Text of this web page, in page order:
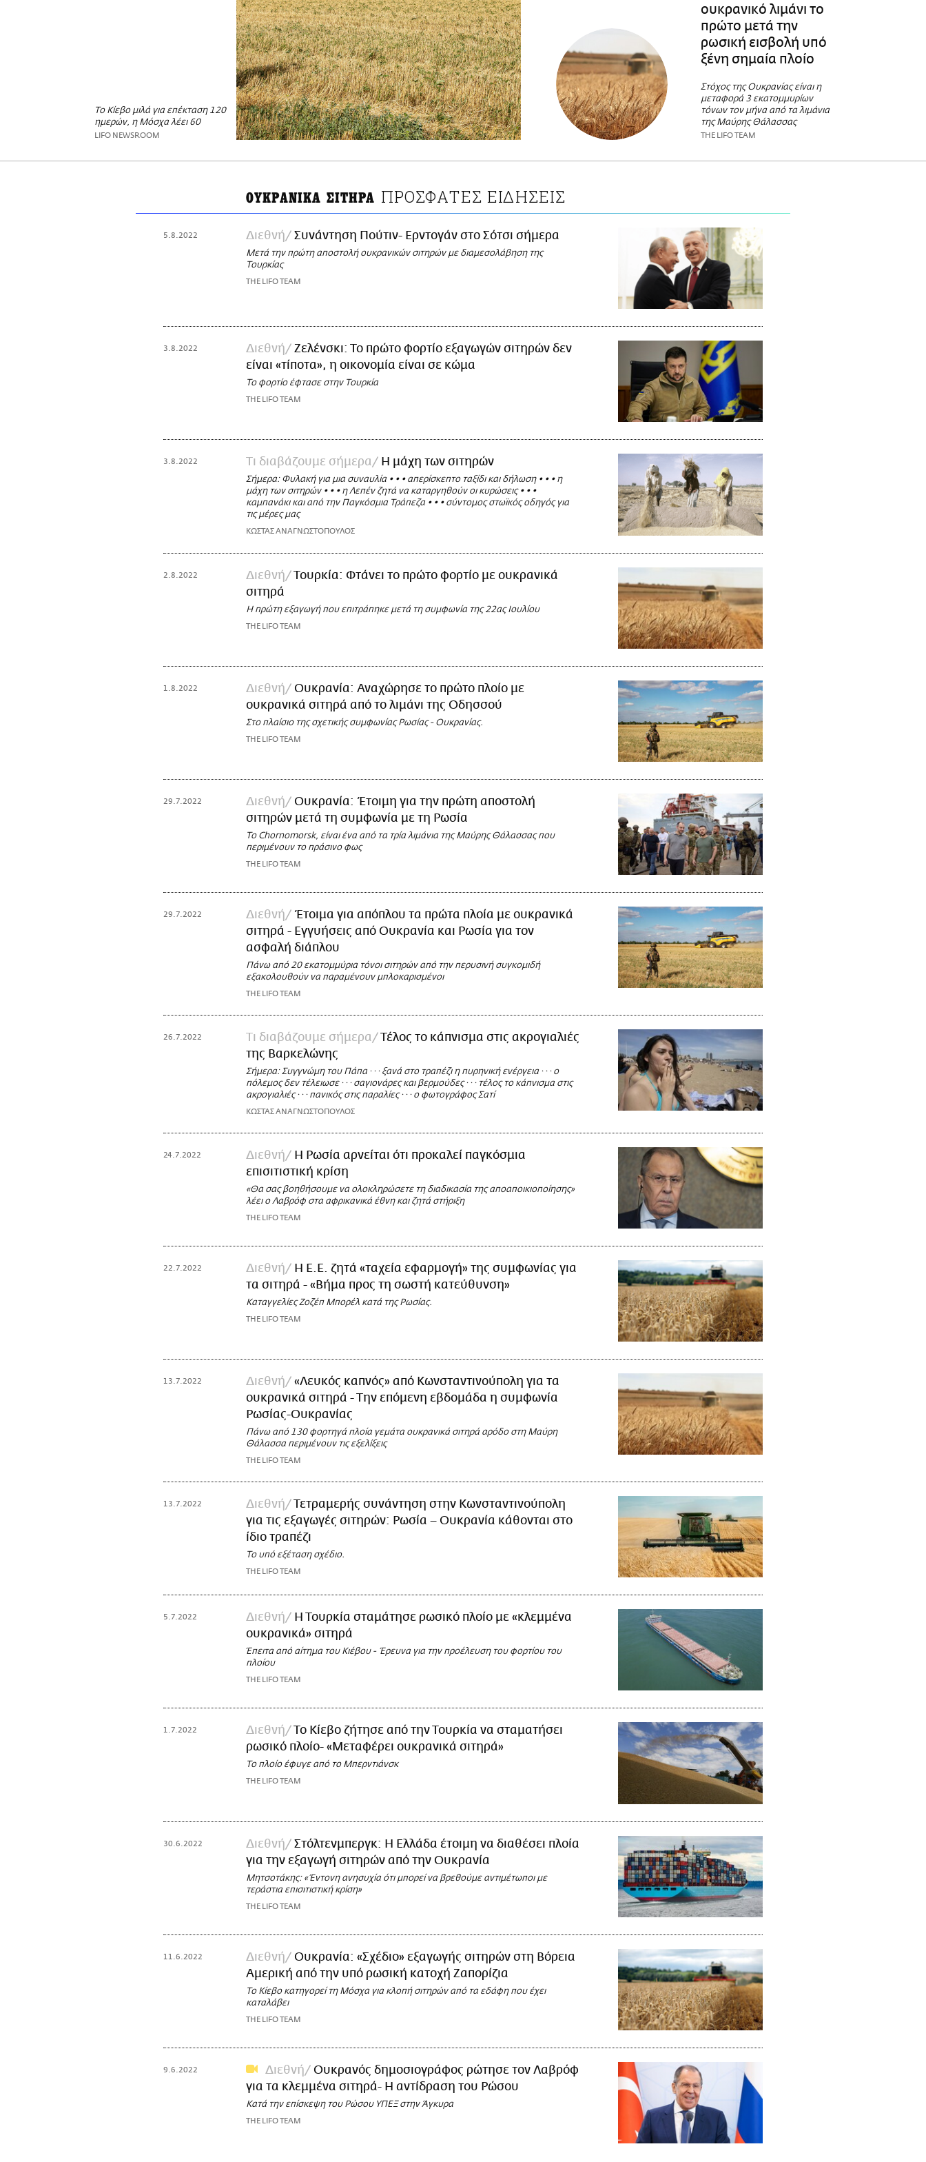
Το Κίεβο μιλά για επέκταση 120
ημερών, η Μόσχα λέει 60
LIFO NEWSROOM
ουκρανικό λιμάνι το
πρώτο μετά την
ρωσική εισβολή υπό
ξένη σημαία πλοίο
Στόχος της Ουκρανίας είναι η
μεταφορά 3 εκατομμυρίων
τόνων τον μήνα από τα λιμάνια
της Μαύρης Θάλασσας
THE LIFO TEAM
ΟΥΚΡΑΝΙΚΑ ΣΙΤΗΡΑ ΠΡΟΣΦΑΤΕΣ ΕΙΔΗΣΕΙΣ
5.8.2022 Διεθνή Συνάντηση Πούτιν- Ερντογάν στο Σότσι σήμερα
Μετά την πρώτη αποστολή ουκρανικών σιτηρών με διαμεσολάβηση της
Τουρκίας
THE LIFO TEAM
3.8.2022 Διεθνή
Ζελένσκι: Το πρώτο φορτίο εξαγωγών σιτηρών δεν
είναι «τίποτα», η οικονομία είναι σε κώμα
Το φορτίο έφτασε στην Τουρκία
THE LIFO TEAM
3.8.2022 Τι διαβάζουμε σήμερα Η μάχη των σιτηρών
Σήμερα: Φυλακή για μια συναυλία • • • απερίσκεπτο ταξίδι και δήλωση • • • η
μάχη των σιτηρών • • • η Λεπέν ζητά να καταργηθούν οι κυρώσεις • • •
καμπανάκι και από την Παγκόσμια Τράπεζα • • • σύντομος στωϊκός οδηγός για
τις μέρες μας
ΚΩΣΤΑΣ ΑΝΑΓΝΩΣΤΟΠΟΥΛΟΣ
2.8.2022 Διεθνή
Τουρκία: Φτάνει το πρώτο φορτίο με ουκρανικά
σιτηρά
H πρώτη εξαγωγή που επιτράπηκε μετά τη συμφωνία της 22ας Ιουλίου
THE LIFO TEAM
1.8.2022 Διεθνή
Ουκρανία: Αναχώρησε το πρώτο πλοίο με
ουκρανικά σιτηρά από το λιμάνι της Οδησσού
Στο πλαίσιο της σχετικής συμφωνίας Ρωσίας - Ουκρανίας.
THE LIFO TEAM
29.7.2022 Διεθνή
Ουκρανία: Έτοιμη για την πρώτη αποστολή
σιτηρών μετά τη συμφωνία με τη Ρωσία
Το Chornomorsk, είναι ένα από τα τρία λιμάνια της Μαύρης Θάλασσας που
περιμένουν το πράσινο φως
THE LIFO TEAM
29.7.2022 Διεθνή
Έτοιμα για απόπλου τα πρώτα πλοία με ουκρανικά
σιτηρά - Εγγυήσεις από Ουκρανία και Ρωσία για τον
ασφαλή διάπλου
Πάνω από 20 εκατομμύρια τόνοι σιτηρών από την περυσινή συγκομιδή
εξακολουθούν να παραμένουν μπλοκαρισμένοι
THE LIFO TEAM
26.7.2022 Τι διαβάζουμε σήμερα
Τέλος το κάπνισμα στις ακρογιαλιές
της Βαρκελώνης
Σήμερα: Συγγνώμη του Πάπα · · · ξανά στο τραπέζι η πυρηνική ενέργεια · · · ο
πόλεμος δεν τέλειωσε · · · σαγιονάρες και βερμούδες · · · τέλος το κάπνισμα στις
ακρογιαλιές · · · πανικός στις παραλίες · · · ο φωτογράφος Σατί
ΚΩΣΤΑΣ ΑΝΑΓΝΩΣΤΟΠΟΥΛΟΣ
24.7.2022 Διεθνή
Η Ρωσία αρνείται ότι προκαλεί παγκόσμια
επισιτιστική κρίση
«Θα σας βοηθήσουμε να ολοκληρώσετε τη διαδικασία της αποαποικιοποίησης»
λέει ο Λαβρόφ στα αφρικανικά έθνη και ζητά στήριξη
THE LIFO TEAM
22.7.2022 Διεθνή
Η Ε.Ε. ζητά «ταχεία εφαρμογή» της συμφωνίας για
τα σιτηρά - «Βήμα προς τη σωστή κατεύθυνση»
Καταγγελίες Ζοζέπ Μπορέλ κατά της Ρωσίας.
THE LIFO TEAM
13.7.2022 Διεθνή
«Λευκός καπνός» από Κωνσταντινούπολη για τα
ουκρανικά σιτηρά - Την επόμενη εβδομάδα η συμφωνία
Ρωσίας-Ουκρανίας
Πάνω από 130 φορτηγά πλοία γεμάτα ουκρανικά σιτηρά αρόδο στη Μαύρη
Θάλασσα περιμένουν τις εξελίξεις
THE LIFO TEAM
13.7.2022 Διεθνή
Τετραμερής συνάντηση στην Κωνσταντινούπολη
για τις εξαγωγές σιτηρών: Ρωσία – Ουκρανία κάθονται στο
ίδιο τραπέζι
Το υπό εξέταση σχέδιο.
THE LIFO TEAM
5.7.2022 Διεθνή
Η Τουρκία σταμάτησε ρωσικό πλοίο με «κλεμμένα
ουκρανικά» σιτηρά
Έπειτα από αίτημα του Κιέβου - Έρευνα για την προέλευση του φορτίου του
πλοίου
THE LIFO TEAM
1.7.2022 Διεθνή
Το Κίεβο ζήτησε από την Τουρκία να σταματήσει
ρωσικό πλοίο- «Μεταφέρει ουκρανικά σιτηρά»
Το πλοίο έφυγε από το Μπερντιάνσκ
THE LIFO TEAM
30.6.2022 Διεθνή
Στόλτενμπεργκ: Η Ελλάδα έτοιμη να διαθέσει πλοία
για την εξαγωγή σιτηρών από την Ουκρανία
Μητσοτάκης: «Έντονη ανησυχία ότι μπορεί να βρεθούμε αντιμέτωποι με
τεράστια επισιτιστική κρίση»
THE LIFO TEAM
11.6.2022 Διεθνή
Ουκρανία: «Σχέδιο» εξαγωγής σιτηρών στη Βόρεια
Αμερική από την υπό ρωσική κατοχή Ζαπορίζια
Το Κίεβο κατηγορεί τη Μόσχα για κλοπή σιτηρών από τα εδάφη που έχει
καταλάβει
THE LIFO TEAM
9.6.2022 Διεθνή
Ουκρανός δημοσιογράφος ρώτησε τον Λαβρόφ
για τα κλεμμένα σιτηρά- Η αντίδραση του Ρώσου
Κατά την επίσκεψη του Ρώσου ΥΠΕΞ στην Άγκυρα
THE LIFO TEAM